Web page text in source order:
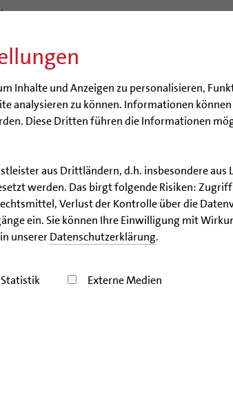
Inhalte und Anzeigen zu personalisieren,
analysieren zu können. Informationen
Diese Dritten führen die Informationen
aus Drittländern, d.h. insbesondere aus
werden. Das birgt folgende Risiken:
Verlust der Kontrolle über die
ein. Sie können Ihre Einwilligung mit
unsererDatenschutzerklärung.
Statistik Externe Medien
BISTUM
Artikel
Hildesheimer
feiert mit einem
Das
das
Sonntag,